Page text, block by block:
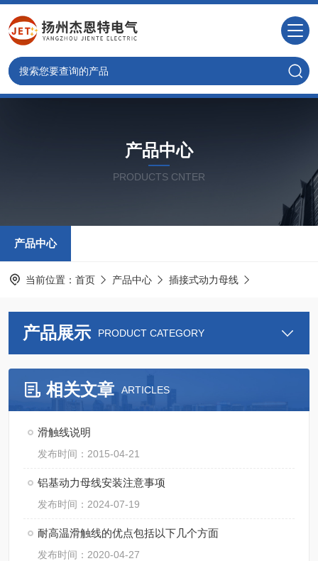
产品中心
PRODUCTS CNTER
产品中心
当前位置： 首页 产品中心 插接式动力母线
产品展示 PRODUCT CATEGORY
相关文章 ARTICLES
滑触线说明
发布时间：2015-04-21
铝基动力母线安装注意事项
发布时间：2024-07-19
耐高温滑触线的优点包括以下几个方面
发布时间：2020-04-27